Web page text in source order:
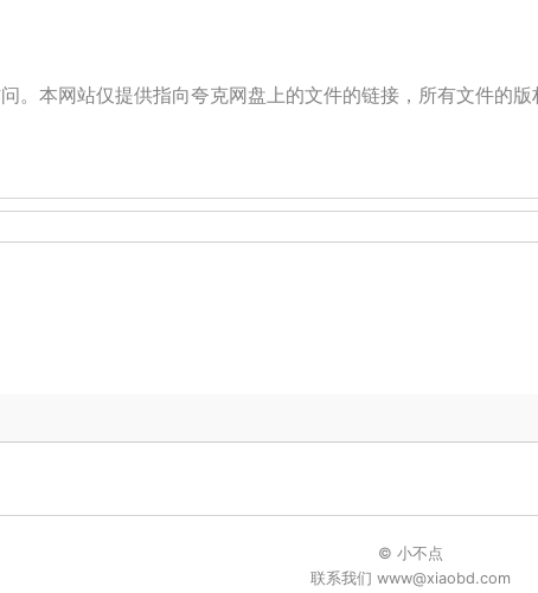
。本网站仅提供指向夸克网盘上的文件的链接，所有文件的
© 小不点
联系我们 www@xiaobd.com